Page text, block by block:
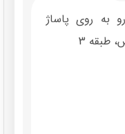
به روی پاساژ
طبقه 3